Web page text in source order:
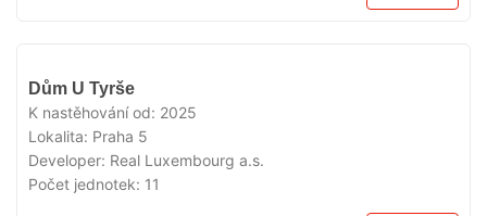
Dům U Tyrše
K nastěhování od: 2025
Lokalita: Praha 5
Developer: Real Luxembourg a.s.
Počet jednotek: 11